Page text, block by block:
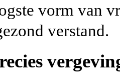
vorm
verstand.